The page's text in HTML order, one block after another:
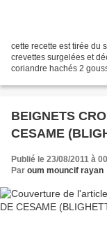
cette recette est tirée du
crevettes surgelées et
coriandre hachés 2
BEIGNETS
CESAME
Publié le 23/08/2011 à
Par oum mouncif rayan